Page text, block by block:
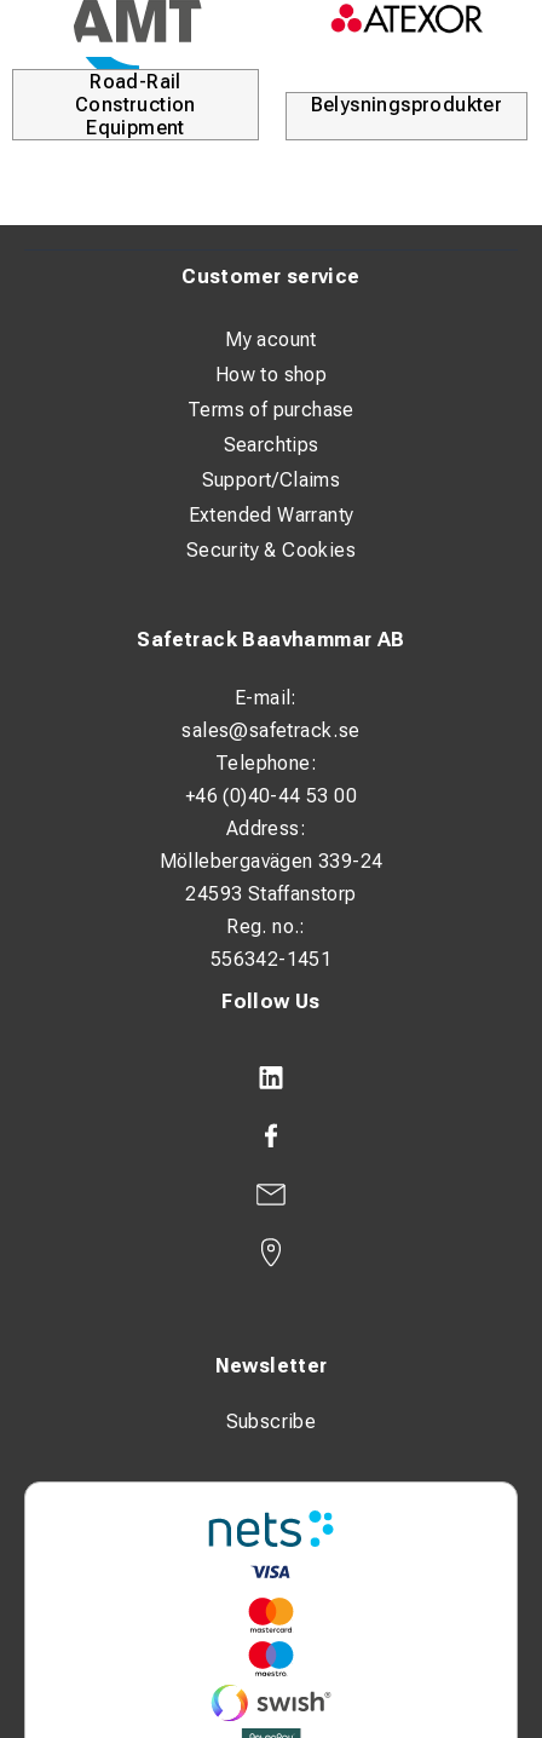
Road-Rail
Construction
Equipment
Belysningsprodukter
Follow Us
Newsletter
Subscribe
Safetrack Baavhammar AB
E-mail:
sales@safetrack.se
Telephone:
+46 (0)40-44 53 00
Address:
Möllebergavägen 339-24
24593 Staffanstorp
Reg. no.:
556342-1451
Customer service
My acount
How to shop
Terms of purchase
Searchtips
Support/Claims
Extended Warranty
Security & Cookies